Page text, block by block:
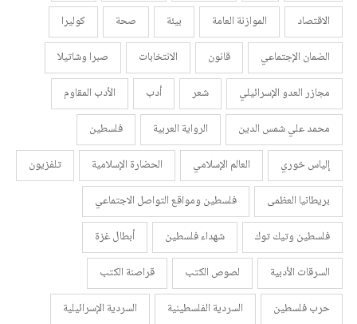
الاقتصاد
الموازنة العامة بيئة صحة
كوليرا
الضمان الإجتماعي
قانون الانتخابات
صبرا وشاتيلا
مجازر العدو الإسرائيلي
شعر أدب
الأدب المقاوم
محمد علي شمس الدين
الرواية العربية
فلسطين
إلياس خوري
العالم الإسلامي الحضارة الإسلامية
تلفزيون
بريطانيا العظمى
فلسطين ومواقع التواصل الاجتماعي
فلسطين وتيك توك
شهداء فلسطين
أبطال غزة
السرقات الأدبية
لصوص الكتب
قراصنة الكتب
حرب فلسطين
السردية الفلسطينية
السردية الإسرائيلية